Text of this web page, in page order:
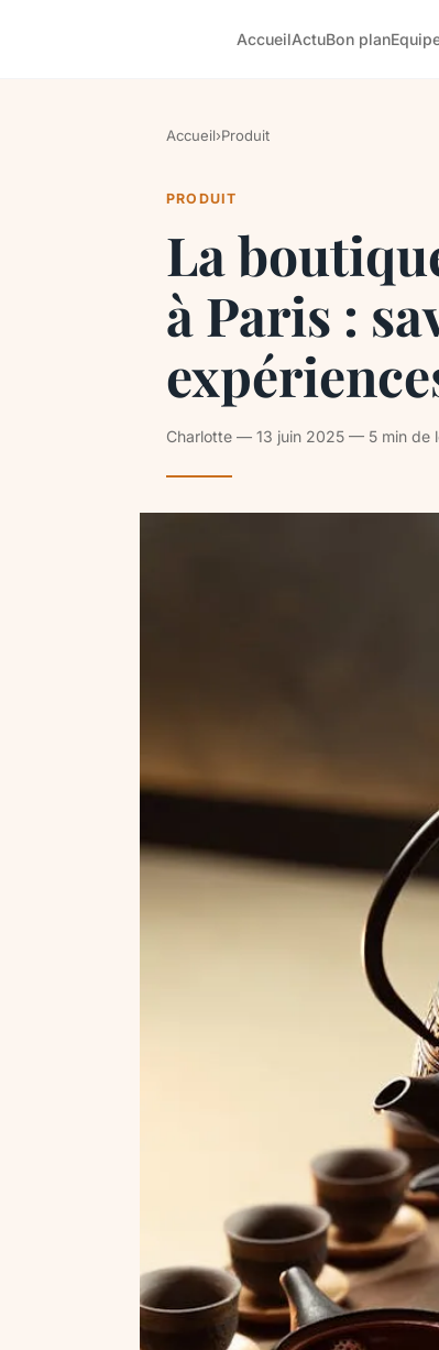
AccueilActuBon plan
Accueil›Produit
PRODUIT
La
à Paris :
Charlotte — 13 juin 2025 — 5 min de